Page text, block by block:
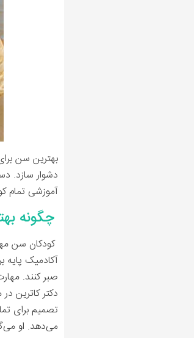
بهترین سن
دشوار سازد.
آموزشی تمام
چگونه
آکادمیک پایه
صبر کنند.
دکتر کاترین
تصمیم برای
می‌دهد. او